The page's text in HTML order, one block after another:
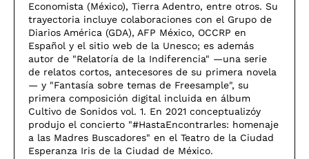
Economista (México), Tierra Adentro, entre otros. Su
trayectoria incluye colaboraciones con el Grupo de
Diarios América (GDA), AFP México, OCCRP en
Español y el sitio web de la Unesco; es además
autor de "Relatoría de la Indiferencia" —una serie
de relatos cortos, antecesores de su primera novela
— y "Fantasía sobre temas de Freesample", su
primera composición digital incluida en álbum
Cultivo de Sonidos vol. 1. En 2021 conceptualizóy
produjo el concierto "#HastaEncontrarles: homenaje
a las Madres Buscadores" en el Teatro de la Ciudad
Esperanza Iris de la Ciudad de México.